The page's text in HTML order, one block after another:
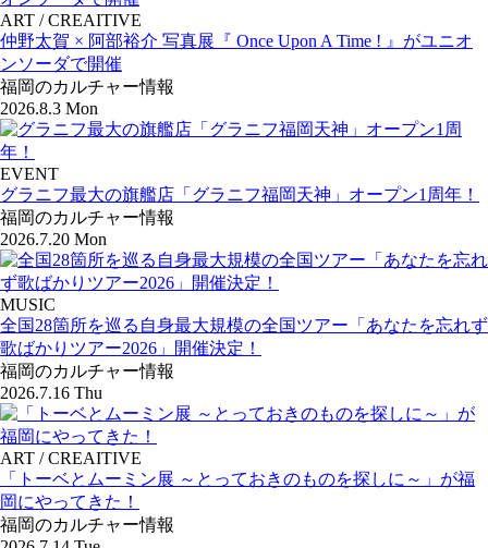
ART / CREAITIVE
仲野太賀 × 阿部裕介 写真展『 Once Upon A Time ! 』がユニオ
ンソーダで開催
福岡のカルチャー情報
2026.8.3 Mon
EVENT
グラニフ最大の旗艦店「グラニフ福岡天神」オープン1周年！
福岡のカルチャー情報
2026.7.20 Mon
MUSIC
全国28箇所を巡る自身最大規模の全国ツアー「あなたを忘れず
歌ばかりツアー2026」開催決定！
福岡のカルチャー情報
2026.7.16 Thu
ART / CREAITIVE
「トーベとムーミン展 ～とっておきのものを探しに～」が福
岡にやってきた！
福岡のカルチャー情報